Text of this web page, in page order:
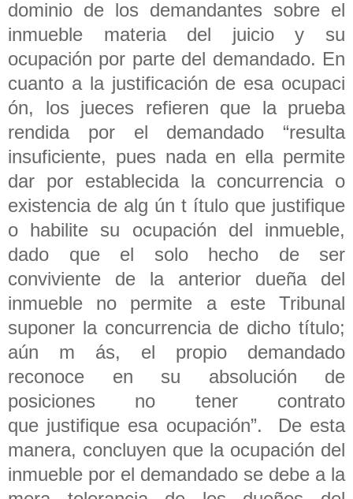
dominio de los demandantes sobre el
inmueble materia del juicio y su
ocupación por parte del demandado. En
cuanto a la justificación de esa ocupaci
ón, los jueces refieren que la prueba
rendida por el demandado “resulta
insuficiente, pues nada en ella permite
dar por establecida la concurrencia o
existencia de alg ún t ítulo que justifique
o habilite su ocupación del inmueble,
dado que el solo hecho de ser
conviviente de la anterior dueña del
inmueble no permite a este Tribunal
suponer la concurrencia de dicho título;
aún m ás, el propio demandado
reconoce en su absolución de
posiciones no tener contrato
que justifique esa ocupación”. De esta
manera, concluyen que la ocupación del
inmueble por el demandado se debe a la